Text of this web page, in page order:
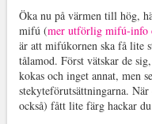
Öka nu på värmen till hög,
mifú (mer utförlig mifú-info
är att mifúkornen ska få lite
tålamod. Först vätskar de
kokas och inget annat, men
stekyteförutsättningarna.
också) fått lite färg hackar